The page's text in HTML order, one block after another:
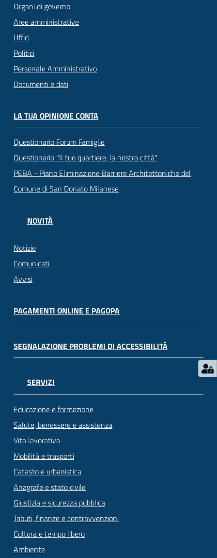
Organi di governo
Aree amministrative
Uffici
Politici
Personale Amministrativo
Documenti e dati
LA TUA OPINIONE CONTA
Questionario Forum Famiglie
Questionario "Il tuo quartiere, la nostra città"
PEBA - Piano Eliminazione Barriere Architettoniche del
Comune di San Donato Milanese
NOVITÀ
Notizie
Comunicati
Avvisi
PAGAMENTI ONLINE E PAGOPA
SEGNALAZIONE PROBLEMI DI ACCESSIBILITÀ
SERVIZI
Educazione e formazione
Salute, benessere e assistenza
Vita lavorativa
Mobilità e trasporti
Catasto e urbanistica
Anagrafe e stato civile
Giustizia e sicurezza pubblica
Tributi, finanze e contravvenzioni
Cultura e tempo libero
Ambiente